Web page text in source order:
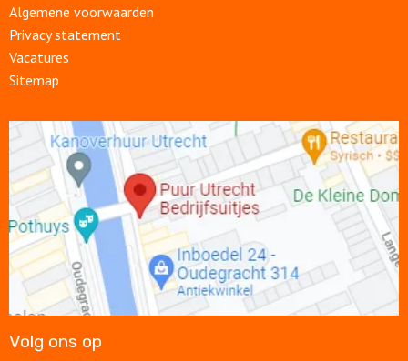
Algemene voorwaarden
Privacy statement
Vacatures
Sitemap
link
Volg ons op